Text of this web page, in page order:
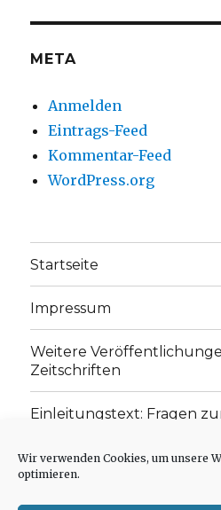
Wir verwenden Cookies, um unsere
optimieren.
anzeigenanzeigen
META
Anmelden
Eintrags-Feed
Kommentar-Feed
WordPress.org
Startseite
Impressum
Weitere
Zeitschriften
Einleitungstext: Fragen
„schwachen Glaubens“